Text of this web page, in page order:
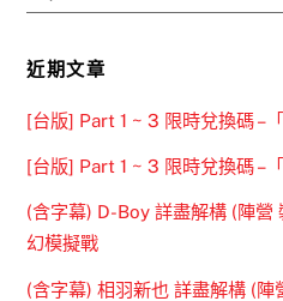
近期文章
[台版] Part 1 ~ 3 限時兌換碼 –
[台版] Part 1 ~ 3 限時兌換碼 –
(含字幕) D-Boy 詳盡解構 (陣營
幻模擬戰
(含字幕) 相羽新也 詳盡解構 (陣